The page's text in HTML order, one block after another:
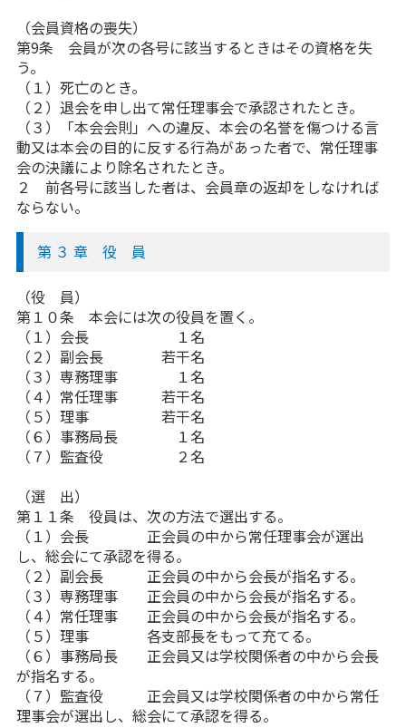
（会員資格の喪失）
第9条 会員が次の各号に該当するときはその資格を失
う。
（１）死亡のとき。
（２）退会を申し出て常任理事会で承認されたとき。
（３）「本会会則」への違反、本会の名誉を傷つける言
動又は本会の目的に反する行為があった者で、常任理事
会の決議により除名されたとき。
２ 前各号に該当した者は、会員章の返却をしなければ
ならない。
第 ３ 章 役 員
（役 員）
第１０条 本会には次の役員を置く。
（１）会長 １名
（２）副会長 若干名
（３）専務理事 １名
（４）常任理事 若干名
（５）理事 若干名
（６）事務局長 １名
（７）監査役 ２名
（選 出）
第１１条 役員は、次の方法で選出する。
（１）会長 正会員の中から常任理事会が選出
し、総会にて承認を得る。
（２）副会長 正会員の中から会長が指名する。
（３）専務理事 正会員の中から会長が指名する。
（４）常任理事 正会員の中から会長が指名する。
（５）理事 各支部長をもって充てる。
（６）事務局長 正会員又は学校関係者の中から会長
が指名する。
（７）監査役 正会員又は学校関係者の中から常任
理事会が選出し、総会にて承認を得る。